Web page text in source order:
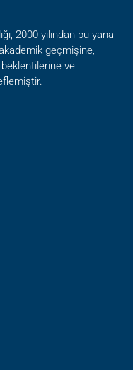
2000 yılından bu yana
geçmişine,
ve